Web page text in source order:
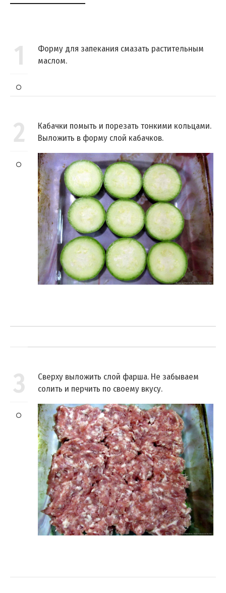
1
Форму для запекания смазать растительным
маслом.
2
Кабачки помыть и порезать тонкими кольцами.
Выложить в форму слой кабачков.
3
Сверху выложить слой фарша. Не забываем
солить и перчить по своему вкусу.